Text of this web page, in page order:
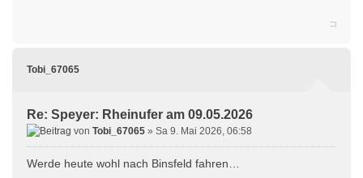
Tobi_67065
Re: Speyer: Rheinufer am 09.05.2026
von Tobi_67065 » Sa 9. Mai 2026, 06:58
Werde heute wohl nach Binsfeld fahren…